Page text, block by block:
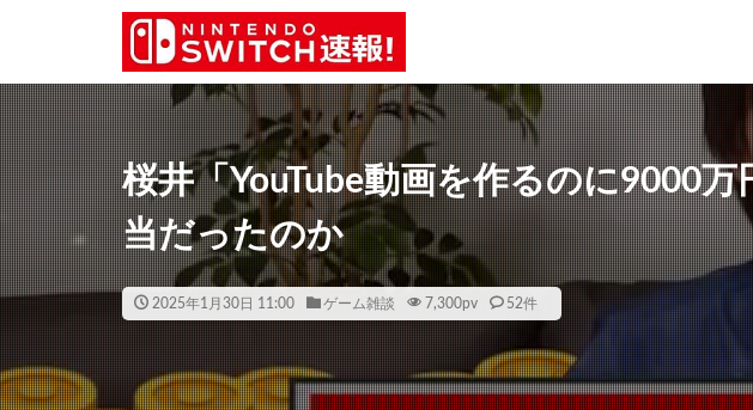
桜井「YouTube動画を作るのに9000
当だったのか
2025年1月30日 11:00 ゲーム雑談 7,300pv 52件